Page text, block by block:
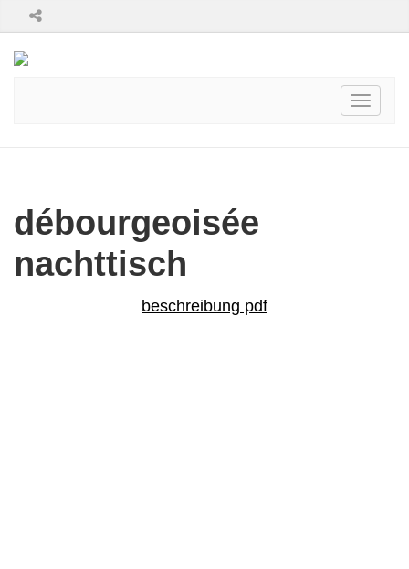
Toggle
débourgeoisée
nachttisch
beschreibung pdf